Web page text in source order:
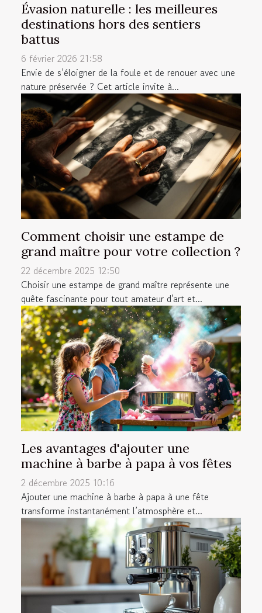
Évasion naturelle : les meilleures
destinations hors des sentiers
battus
6 février 2026 21:58
Envie de s’éloigner de la foule et de renouer avec une
nature préservée ? Cet article invite à...
Comment choisir une estampe de
grand maître pour votre collection ?
22 décembre 2025 12:50
Choisir une estampe de grand maître représente une
quête fascinante pour tout amateur d'art et...
Les avantages d'ajouter une
machine à barbe à papa à vos fêtes
2 décembre 2025 10:16
Ajouter une machine à barbe à papa à une fête
transforme instantanément l’atmosphère et...